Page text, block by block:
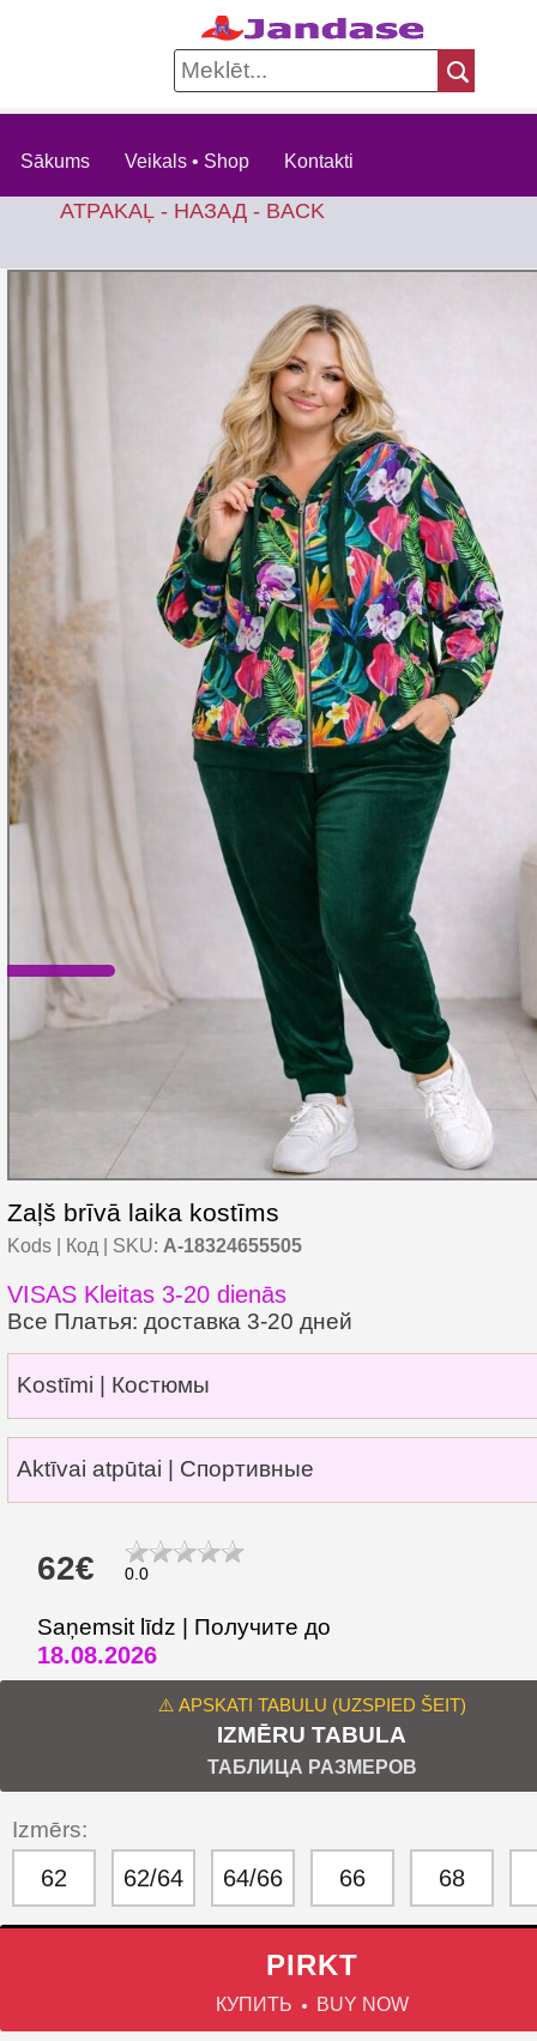
Sākums Veikals • Shop Kontakti
ATPAKAĻ - НАЗАД - BACK
Zaļš brīvā laika kostīms
Kods | Код | SKU: A-18324655505
VISAS Kleitas 3-20 dienās
Все Платья: доставка 3-20 дней
Kostīmi | Костюмы
Aktīvai atpūtai | Спортивные
62€ 0.0
Saņemsit līdz | Получите до
18.08.2026
⚠️ APSKATI TABULU (UZSPIED ŠEIT)
IZMĒRU TABULA
ТАБЛИЦА РАЗМЕРОВ
Izmērs:
62 62/64 64/66 66 68
PIRKT
КУПИТЬ BUY NOW